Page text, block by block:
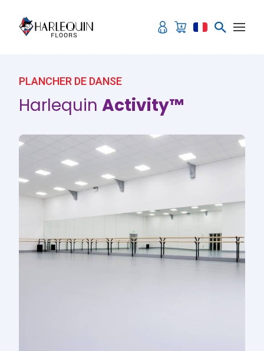
PLANCHER DE DANSE
Harlequin Activity™